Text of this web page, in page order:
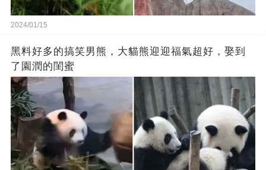
2024/01/15
黑料好多的搞笑男熊，大貓熊迎迎福氣超好，娶到
了園潤的閨蜜